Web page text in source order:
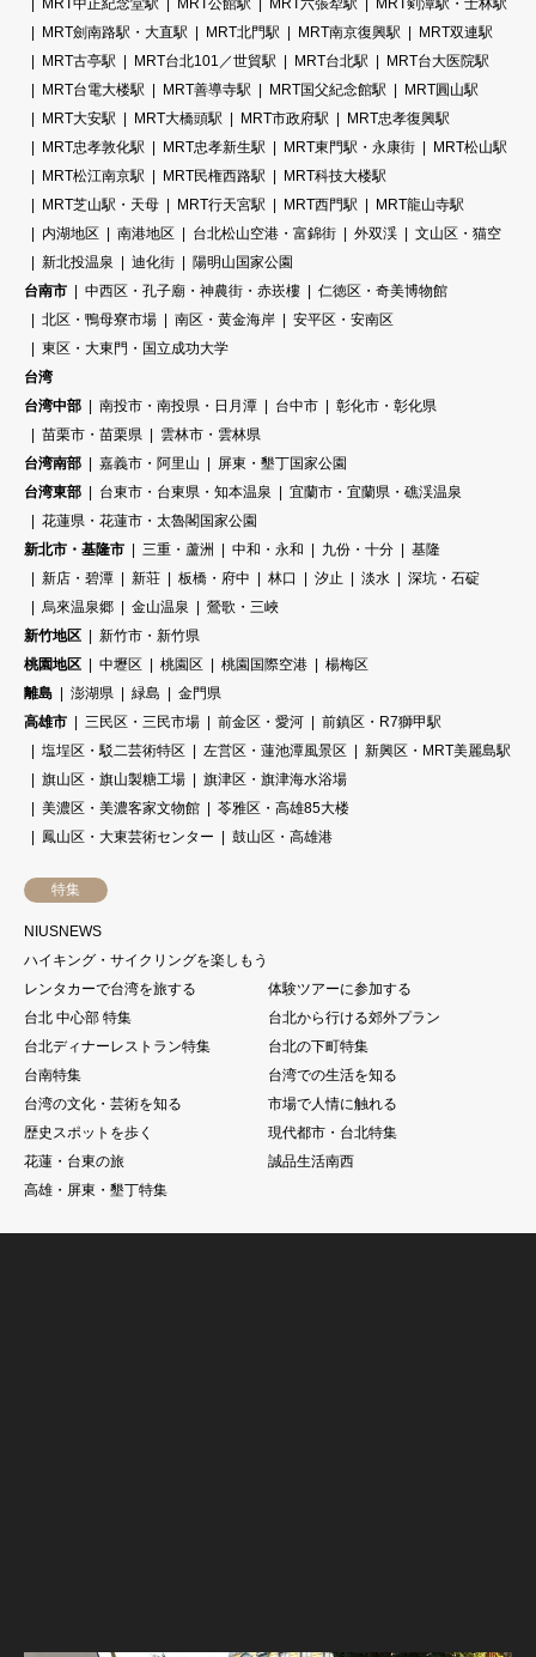
MRT中正紀念堂駅 MRT公館駅 MRT六張犁駅
MRT剣潭駅・士林駅
MRT劍南路駅・大直駅
MRT北門駅 MRT南京復興駅
MRT双連駅
MRT古亭駅
MRT台北101／世貿駅 MRT台北駅
MRT台大医院駅
MRT台電大楼駅
MRT善導寺駅 MRT国父紀念館駅
MRT圓山駅
MRT大安駅
MRT大橋頭駅 MRT市政府駅
MRT忠孝復興駅
MRT忠孝敦化駅
MRT忠孝新生駅 MRT東門駅・永康街
MRT松山駅
MRT松江南京駅
MRT民権西路駅
MRT科技大楼駅
MRT芝山駅・天母
MRT行天宮駅 MRT西門駅
MRT龍山寺駅
内湖地区
南港地区 台北松山空港・富錦街 外双渓
文山区・猫空
新北投温泉
迪化街
陽明山国家公園
台南市
中西区・孔子廟・神農街・赤崁樓
仁徳区・奇美博物館
北区・鴨母寮市場
南区・黄金海岸
安平区・安南区
東区・大東門・国立成功大学
台湾
台湾中部
南投市・南投県・日月潭 台中市
彰化市・彰化県
苗栗市・苗栗県
雲林市・雲林県
台湾南部
嘉義市・阿里山
屏東・墾丁国家公園
台湾東部
台東市・台東県・知本温泉
宜蘭市・宜蘭県・礁渓温泉
花蓮県・花蓮市・太魯閣国家公園
新北市・基隆市
三重・蘆洲 中和・永和 九份・十分
基隆
新店・碧潭
新荘 板橋・府中 林口 汐止 淡水
深坑・石碇
烏來温泉郷
金山温泉
鶯歌・三峽
新竹地区
新竹市・新竹県
桃園地区
中壢区 桃園区 桃園国際空港
楊梅区
離島
澎湖県 緑島
金門県
高雄市
三民区・三民市場 前金区・愛河
前鎮区・R7獅甲駅
塩埕区・駁二芸術特区
左営区・蓮池潭風景区
新興区・MRT美麗島駅
旗山区・旗山製糖工場
旗津区・旗津海水浴場
美濃区・美濃客家文物館
苓雅区・高雄85大楼
鳳山区・大東芸術センター
鼓山区・高雄港
特集
NIUSNEWS
ハイキング・サイクリングを楽しもう
レンタカーで台湾を旅する
体験ツアーに参加する
台北 中心部 特集
台北から行ける郊外プラン
台北ディナーレストラン特集
台北の下町特集
台南特集
台湾での生活を知る
台湾の文化・芸術を知る
市場で人情に触れる
歴史スポットを歩く
現代都市・台北特集
花蓮・台東の旅
誠品生活南西
高雄・屏東・墾丁特集